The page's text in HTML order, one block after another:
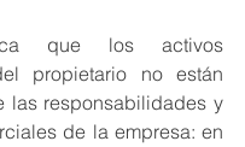
que los activos
propietario no están
las responsabilidades y
de la empresa: en